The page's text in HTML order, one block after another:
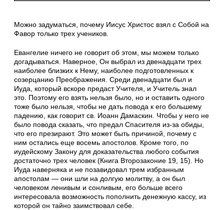
Можно задуматься, почему Иисус Христос взял с Собой на
Фавор только трех учеников.
Евангелие ничего не говорит об этом, мы можем только
догадываться. Наверное, Он выбрал из двенадцати трех
наиболее близких к Нему, наиболее подготовленных к
созерцанию Преображения. Среди двенадцати был и
Иуда, который вскоре предаст Учителя, и Учитель знал
это. Поэтому его взять нельзя было, но и оставить одного
тоже было нельзя, чтобы не дать повода к его большему
падению, как говорит св. Иоанн Дамаскин. Чтобы у него не
было повода сказать, что предал Спасителя из-за обиды,
что его презирают. Это может быть причиной, почему с
ним остались еще восемь апостолов. Кроме того, по
иудейскому Закону для доказательства любого события
достаточно трех человек (Книга Второзаконие 19, 15). Но
Иуда наверняка и не позавидовал трем избранным
апостолам — они шли на долгую молитву, а он был
человеком ленивым и сонливым, его больше всего
интересовала возможность пополнить денежную кассу, из
которой он тайно заимствовал себе.